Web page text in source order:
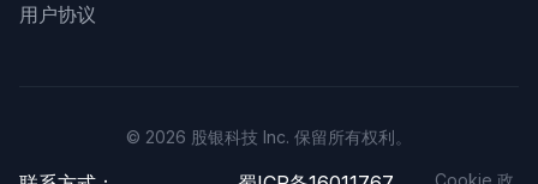
用户协议
© 2026 股银科技 Inc. 保留所有权利。
Cookie 政